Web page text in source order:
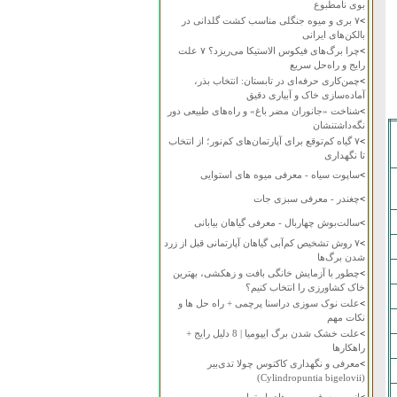
بوی نامطبوع
>
۷ بری و میوه جنگلی مناسب کشت گلدانی در
بالکن‌های ایرانی
>
چرا برگ‌های فیکوس الاستیکا می‌ریزد؟ ۷ علت
رایج و راه‌حل سریع
>چمن‌کاری حرفه‌ای در تابستان: انتخاب بذر،
آماده‌سازی خاک و آبیاری دقیق
>شناخت «جانوران مضر باغ» و راه‌های طبیعی دور
نگه‌داشتنشان
>
۷ گیاه کم‌توقع برای آپارتمان‌های کم‌نور؛ از انتخاب
تا نگهداری
>ساپوت سیاه - معرفی میوه های استوایی
>چغندر - معرفی سبزی جات
>سالت‌بوش چهاربال - معرفی گیاهان بیابانی
>
۷ روش تشخیص کم‌آبی گیاهان آپارتمانی قبل از زرد
شدن برگ‌ها
>چطور با آزمایش خانگی بافت و زهکشی، بهترین
خاک کشاورزی را انتخاب کنیم؟
>علت نوک سوزی دراسنا پرچمی + راه حل ها و
نکات مهم
>
علت خشک شدن برگ ایپومیا | 8 دلیل رایج +
راهکارها
>معرفی و نگهداری کاکتوس چولا تدی‌بیر
(Cylindropuntia bigelovii)